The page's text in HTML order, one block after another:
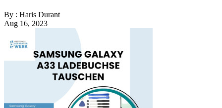
By : Haris Durant
Aug 16, 2023